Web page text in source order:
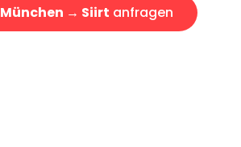
München → Siirt anfragen